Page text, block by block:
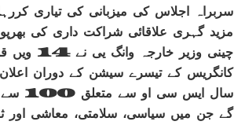
سربراہ اجلاس کی میزبانی کی تیاری
مزید گہری علاقائی شراکت داری کی
چینی وزیر
کانگریس کے تیسرے سیشن کے دوران اعلان
سال
گے جن میں سیاسی، سلامتی، معاشی اور